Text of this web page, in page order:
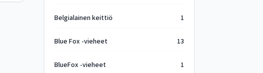
Belgialainen keittiö 1
Blue Fox -vieheet 13
BlueFox -vieheet 1